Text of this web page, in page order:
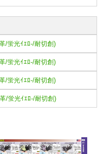
/蛍光ｲｴﾛ-/耐切創)
/蛍光ｲｴﾛ-/耐切創)
/蛍光ｲｴﾛ-/耐切創)
/蛍光ｲｴﾛ-/耐切創)